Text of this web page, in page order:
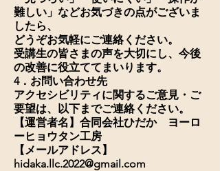
難しい」などお気づきの点がございま
したら、
どうぞお気軽にご連絡ください。
受講生の皆さまの声を大切にし、今後
の改善に役立ててまいります。
4．お問い合わせ先
アクセシビリティに関するご意見・ご
要望は、以下までご連絡ください。
【運営者名】合同会社ひだか ヨーロ
ーヒョウタン工房
【メールアドレス】
hidaka.llc.2022@gmail.com